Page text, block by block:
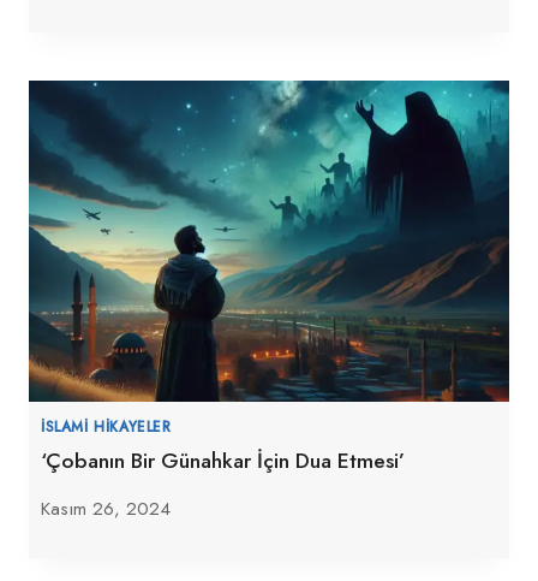
İSLAMI HIKAYELER
‘Çobanın Bir Günahkar İçin Dua Etmesi’
Kasım 26, 2024